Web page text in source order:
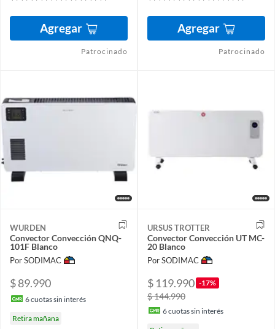
Agregar
Patrocinado
Agregar
Patrocinado
WURDEN
Convector Convección QNQ-
101F Blanco
Por SODIMAC
$ 89.990
6cuotas sin interés
Retira mañana
URSUS TROTTER
Convector Convección UT MC-
20 Blanco
Por SODIMAC
$ 119.990 -17%
$ 144.990
6cuotas sin interés